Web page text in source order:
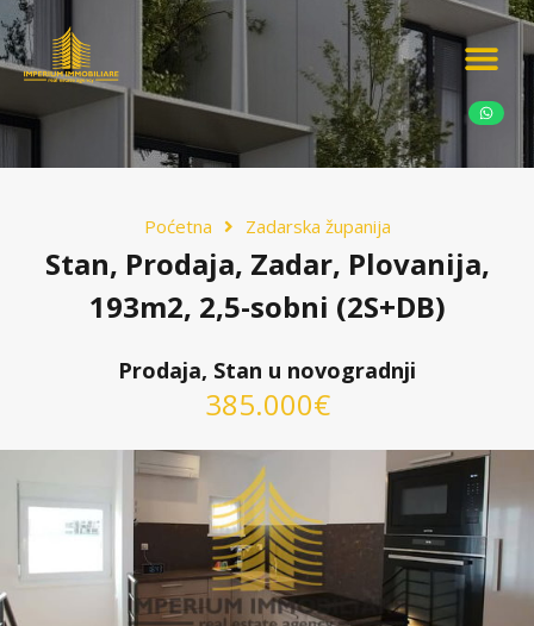
Poćetna Zadarska županija
Stan, Prodaja, Zadar, Plovanija,
193m2, 2,5-sobni (2S+DB)
Prodaja, Stan u novogradnji
385.000€